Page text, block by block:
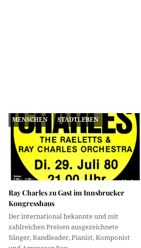
MENSCHEN STADTLEBEN
Ray Charles zu Gast im Innsbrucker
Kongresshaus
Der international bekannte und mit
zahlreichen Preisen ausgezeichnete
Sänger, Bandleader, Pianist, Komponist